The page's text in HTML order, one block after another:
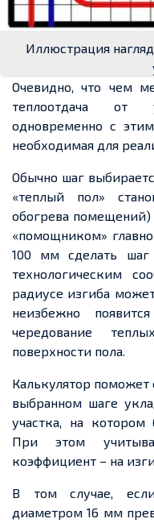
Иллюстрация
Очевидно, что чем
теплоотдача от
одновременно с
необходимая для
Обычно шаг
«теплый пол»
обогрева
«помощником»
100 мм сделать шаг
технологическим
радиусе изгиба
неизбежно
чередование
поверхности пола.
Калькулятор
выбранном шаге
участка, на котором
При этом
коэффициент – на
В том случае,
диаметром 16 мм